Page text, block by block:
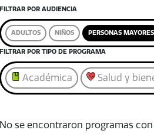
FILTRAR POR AUDIENCIA
ADULTOS NIÑOS PERSONAS MAYORES
FILTRAR POR TIPO DE PROGRAMA
Académica Salud y
No se encontraron programas